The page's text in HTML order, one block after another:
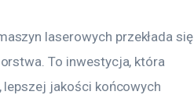
laserowych przekłada się
To inwestycja, która
jakości końcowych